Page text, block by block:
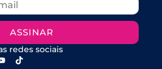
ASSINAR
redes sociais